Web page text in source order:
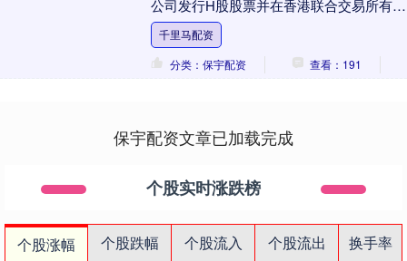
公司发行H股股票并在香港联合交易所有限
公司上市方案的议案》等多份议案，继续
推进赴港上....
千里马配资
分类：保宇配资
查看：191
保宇配资文章已加载完成
个股实时涨跌榜
个股涨幅 个股跌幅 个股流入 个股流出
换手率